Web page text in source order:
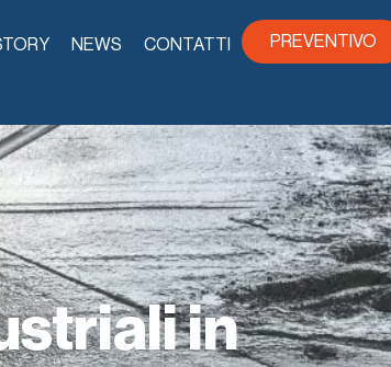
NEWS CONTATTI PREVENTIVO
in